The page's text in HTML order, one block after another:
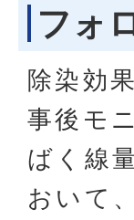
フォ
除染効
事後モ
ばく線
おいて